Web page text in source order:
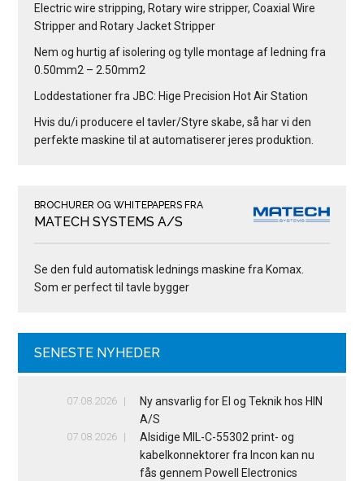
Electric wire stripping, Rotary wire stripper, Coaxial Wire
Stripper and Rotary Jacket Stripper
Nem og hurtig af isolering og tylle montage af ledning fra
0.50mm2 – 2.50mm2
Loddestationer fra JBC: Hige Precision Hot Air Station
Hvis du/i producere el tavler/Styre skabe, så har vi den
perfekte maskine til at automatiserer jeres produktion.
BROCHURER OG WHITEPAPERS FRA
MATECH SYSTEMS A/S
Se den fuld automatisk lednings maskine fra Komax.
Som er perfect til tavle bygger
SENESTE NYHEDER
07.08.2026
Ny ansvarlig for El og Teknik hos HIN
A/S
07.08.2026
Alsidige MIL-C-55302 print- og
kabelkonnektorer fra Incon kan nu
fås gennem Powell Electronics